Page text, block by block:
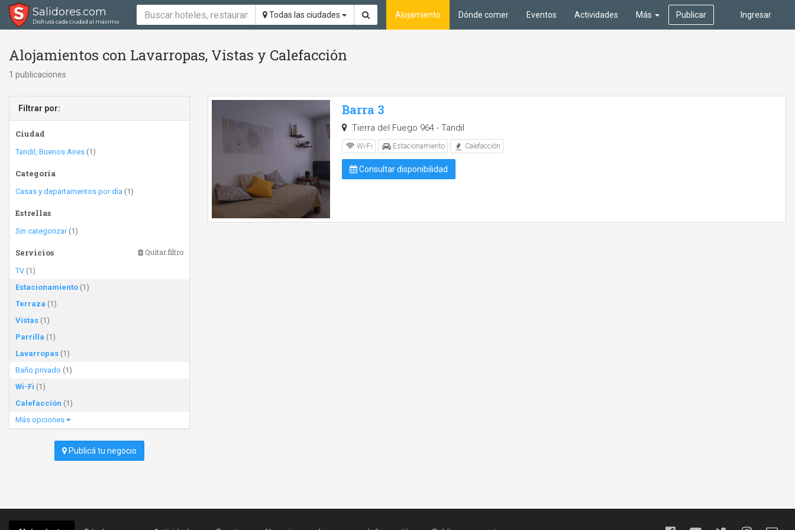
Salidores.com
Disfrutá cada ciudad al máximo
Todas las ciudades Ingresar
Alojamiento Dónde comer Eventos Actividades Más Publicar
Alojamientos con Lavarropas, Vistas y Calefacción
1 publicaciones
Filtrar por:
Ciudad
Tandil, Buenos Aires (1)
Categoría
Casas y departamentos por día (1)
Estrellas
Sin categorizar(1)
Servicios Quitar filtro
TV (1)
Estacionamiento (1)
Terraza (1)
Vistas (1)
Parrilla (1)
Lavarropas (1)
Baño privado (1)
Wi-Fi (1)
Calefacción (1)
Más opciones
Publicá tu negocio
Barra 3
Tierra del Fuego 964 - Tandil
Wi-Fi Estacionamiento Calefacción
Consultar disponibilidad